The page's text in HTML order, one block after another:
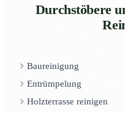
Durchstöbere
Baureinigung
Entrümpelung
Holzterrasse reinigen